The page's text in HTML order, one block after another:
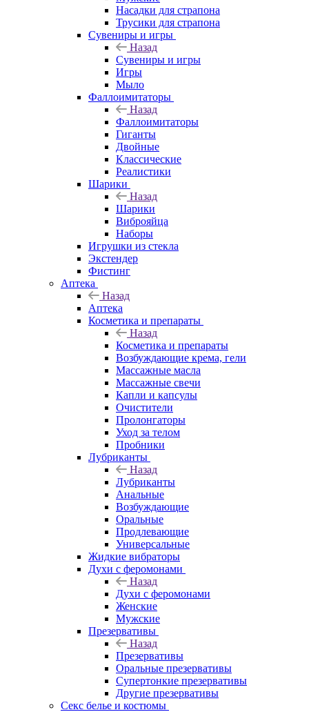
Насадки для страпона
Трусики для страпона
Сувениры и игры
Назад
Сувениры и игры
Игры
Мыло
Фаллоимитаторы
Назад
Фаллоимитаторы
Гиганты
Двойные
Классические
Реалистики
Шарики
Назад
Шарики
Виброяйца
Наборы
Игрушки из стекла
Экстендер
Фистинг
Аптека
Назад
Аптека
Косметика и препараты
Назад
Косметика и препараты
Возбуждающие крема, гели
Массажные масла
Массажные свечи
Капли и капсулы
Очистители
Пролонгаторы
Уход за телом
Пробники
Лубриканты
Назад
Лубриканты
Анальные
Возбуждающие
Оральные
Продлевающие
Универсальные
Жидкие вибраторы
Духи с феромонами
Назад
Духи с феромонами
Женские
Мужские
Презервативы
Назад
Презервативы
Оральные презервативы
Супертонкие презервативы
Другие презервативы
Секс белье и костюмы